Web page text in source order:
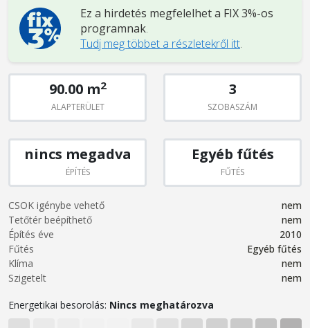
Ez a hirdetés megfelelhet a FIX 3%-os
programnak.
Tudj meg többet a részletekről itt.
90.00 m2
ALAPTERÜLET
3
SZOBASZÁM
nincs megadva
ÉPÍTÉS
Egyéb fűtés
FŰTÉS
CSOK igénybe vehető
nem
Tetőtér beépíthető
nem
Építés éve
2010
Fűtés
Egyéb fűtés
Klíma
nem
Szigetelt
nem
Energetikai besorolás: Nincs meghatározva